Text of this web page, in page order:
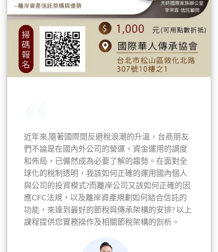
近年來,隨著國際間反避稅浪潮的升溫，台商朋友
們不論是在國內外公司的營運、資金運用的調度
和佈局，已儼然成為必要了解的趨勢。在面對全
球化的稅制透明，我該如何正確的運用國內個人
與公司的投資模式?而離岸公司又該如何正確的因
應CFC法規，以及離岸資產規劃如何結合信託的
功能，來達到最好的節稅與傳承架構的安排? 以上
課程提供您實務操作及相關節稅架構的剖析。